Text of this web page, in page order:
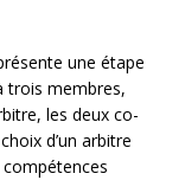
une étape
trois membres,
les deux co-
d’un arbitre